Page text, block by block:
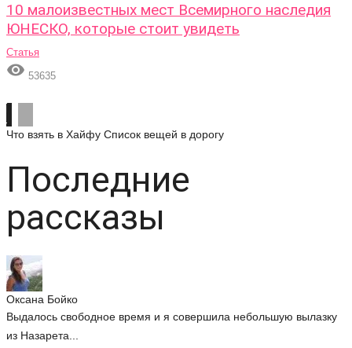
10 малоизвестных мест Всемирного наследия
ЮНЕСКО, которые стоит увидеть
Статья
 53635
Что взять в Хайфу Список вещей в дорогу
Последние
рассказы
Оксана Бойко
Выдалось свободное время и я совершила небольшую вылазку
из Назарета...